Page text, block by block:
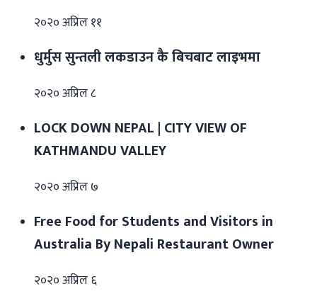
२०२० अप्रिल ११
धुर्मुस सुन्तली लकडाउन कै बिचबाट लाइभमा
२०२० अप्रिल ८
LOCK DOWN NEPAL | CITY VIEW OF
KATHMANDU VALLEY
२०२० अप्रिल ७
Free Food for Students and Visitors in
Australia By Nepali Restaurant Owner
२०२० अप्रिल ६